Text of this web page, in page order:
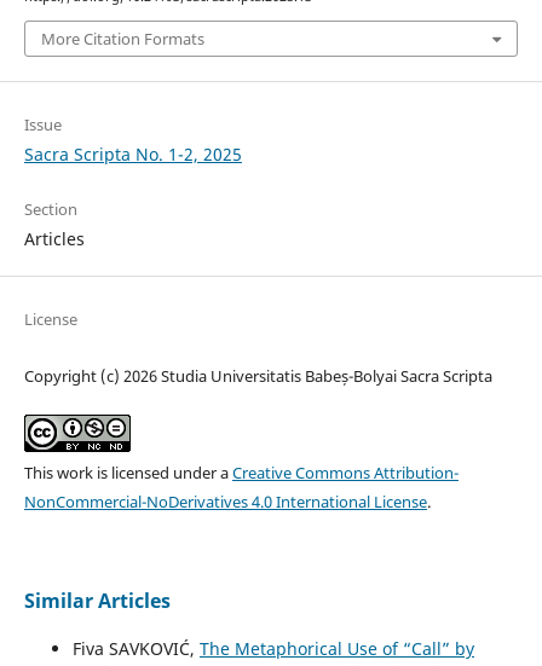
More Citation Formats
Issue
Sacra Scripta No. 1-2, 2025
Section
Articles
License
Copyright (c) 2026 Studia Universitatis Babeș-Bolyai Sacra Scripta
This work is licensed under aCreative Commons Attribution-
NonCommercial-NoDerivatives 4.0 International License.
Similar Articles
Fiva SAVKOVIĆ, The Metaphorical Use of “Call” by